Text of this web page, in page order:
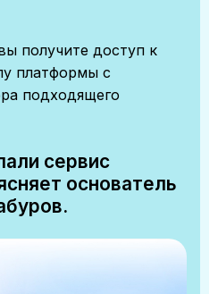
получите доступ к
платформы с
подходящего
сервис
основатель